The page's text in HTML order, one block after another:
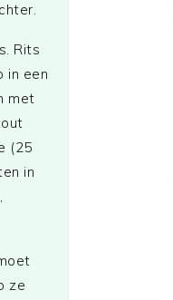
Rits
in een
met
(25
in
ze